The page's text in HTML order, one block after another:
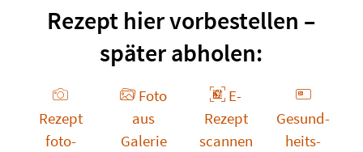
Rezept hier vorbestellen –
später abholen:
Rezept
foto­
Foto
aus
Galerie
E-
Rezept
scannen
Gesund­
heits­